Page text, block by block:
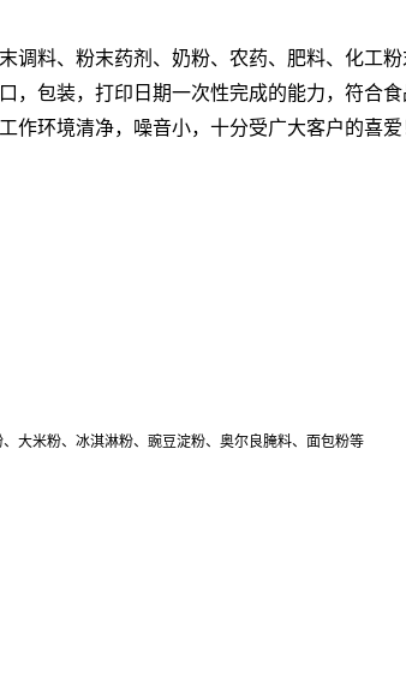
料、粉末药剂、奶粉、农药、肥料、化工
包装，打印日期一次性完成的能力，符合
环境清净，噪音小，十分受广大客户的喜爱
大米粉、冰淇淋粉、豌豆淀粉、奥尔良腌料、面包粉等